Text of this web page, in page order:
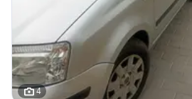
4